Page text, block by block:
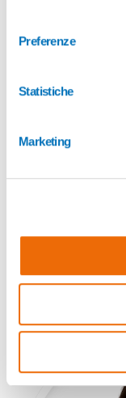
Preferenze
Statistiche
Marketing